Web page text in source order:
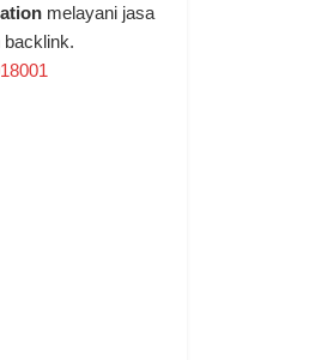
melayani jasa
backlink.